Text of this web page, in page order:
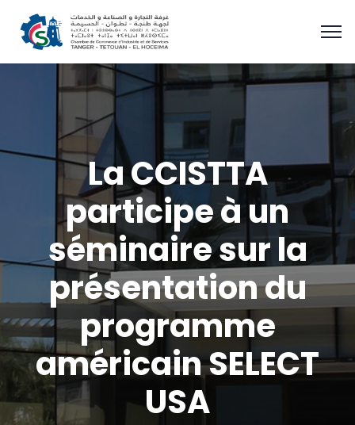
La CCISTTA
participe à un
séminaire sur la
présentation du
programme
américain SELECT
USA